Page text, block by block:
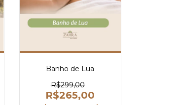
Banho de Lua
R$299,00
R$265,00